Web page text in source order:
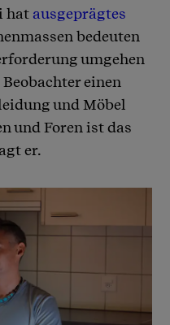
hat ausgeprägtes
bedeuten
umgehen
einen
und Möbel
und Foren ist das
er.